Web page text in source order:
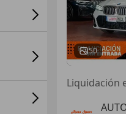
50
Liquidación